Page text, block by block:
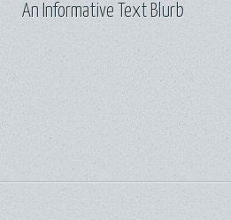
An Informative Text Blurb